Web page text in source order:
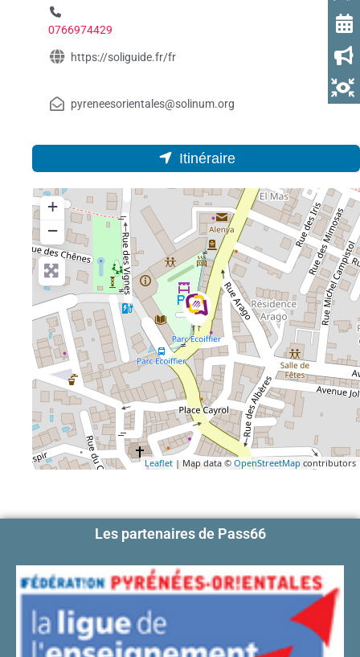
0766974429
https://soliguide.fr/fr
pyreneesorientales@solinum.org
Itinéraire
+
−
Leaflet | Map data © OpenStreetMap contributors
Les partenaires de Pass66